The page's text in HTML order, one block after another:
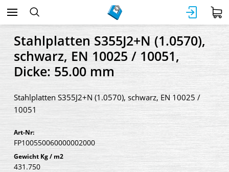
Stahlplatten S355J2+N (1.0570),
schwarz, EN 10025 / 10051,
Dicke: 55.00 mm
Stahlplatten S355J2+N (1.0570), schwarz, EN 10025 /
10051
Art-Nr:
FP100550060000002000
Gewicht Kg / m2
431.750